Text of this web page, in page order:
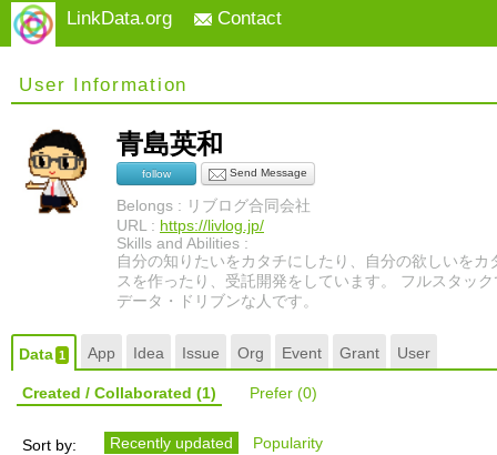
LinkData.org Contact
User Information
青島英和
follow Send Message
Belongs : リブログ合同会社
URL : https://livlog.jp/
Skills and Abilities :
自分の知りたいをカタチにしたり、自分の欲しいを
スを作ったり、受託開発をしています。 フルスタッ
データ・ドリブンな人です。
Data1 App Idea Issue Org Event Grant User
Created / Collaborated (1) Prefer (0)
Sort by: Recently updated Popularity